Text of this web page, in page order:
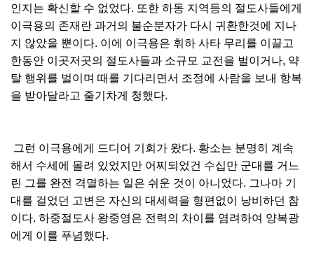
인지는 확신할 수 없었다. 또한 하동 지역등의 절도사들에게
이극용의 존재란 과거의 불순분자가 다시 귀환한것에 지나
지 않았을 뿐이다. 이에 이극용은 휘하 사타 무리를 이끌고
한동안 이곳저곳의 절도사들과 소규모 교전을 벌이거나, 약
탈 행위를 벌이며 때를 기다리면서 조정에 사람을 보내 항복
을 받아달라고 줄기차게 청했다.
그런 이극용에게 드디어 기회가 왔다. 황소는 분명히 계속
해서 수세에 몰려 있었지만 어찌되었건 수십만 군대를 거느
린 그를 완전 격멸하는 일은 쉬운 것이 아니었다. 그나마 기
대를 걸었던 고변은 자신의 대세력을 형편없이 낭비하던 참
이다. 하중절도사 왕중영은 전력의 차이를 염려하여 양복광
에게 이를 푸념했다.